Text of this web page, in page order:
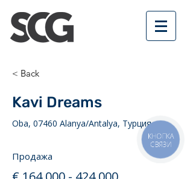
< Back
Kavi Dreams
Oba, 07460 Alanya/Antalya, Турция
Продажа
КНОПКА
СВЯЗИ